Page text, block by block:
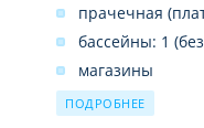
прачечная
бассейны: 1
магазины
конференц-
ПОДРОБНЕЕ